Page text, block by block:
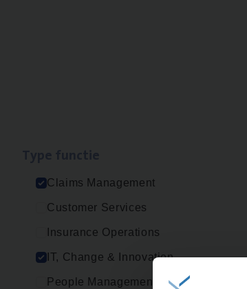
Claims Management
Customer Services
Insurance Operations
IT, Change & Innovation
People Management